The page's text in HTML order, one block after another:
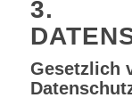
3.
Gesetzlich